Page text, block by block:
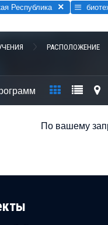
Республика ×
РАСПОЛОЖЕНИЕ
По вашему